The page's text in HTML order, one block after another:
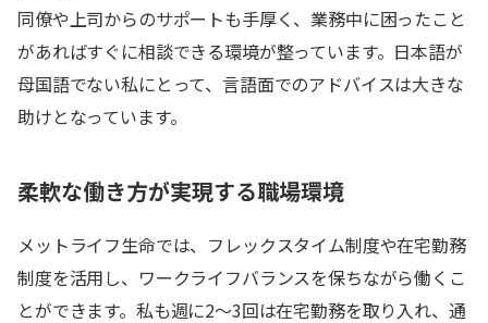
同僚や上司からのサポートも手厚く、業務中に困ったこと
があればすぐに相談できる環境が整っています。日本語が
母国語でない私にとって、言語面でのアドバイスは大きな
助けとなっています。
柔軟な働き方が実現する職場環境
メットライフ生命では、フレックスタイム制度や在宅勤務
制度を活用し、ワークライフバランスを保ちながら働くこ
とができます。私も週に2～3回は在宅勤務を取り入れ、通